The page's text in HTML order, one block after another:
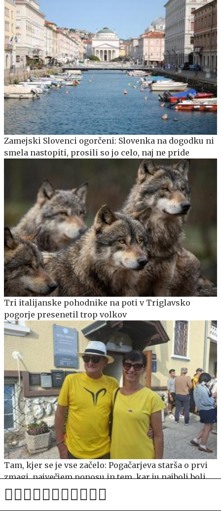
Zamejski Slovenci ogorčeni: Slovenka na dogodku ni
smela nastopiti, prosili so jo celo, naj ne pride
Tri italijanske pohodnike na poti v Triglavsko
pogorje presenetil trop volkov
Tam, kjer se je vse začelo: Pogačarjeva starša o prvi
zmagi, največjem ponosu in tem, kar ju najbolj boli